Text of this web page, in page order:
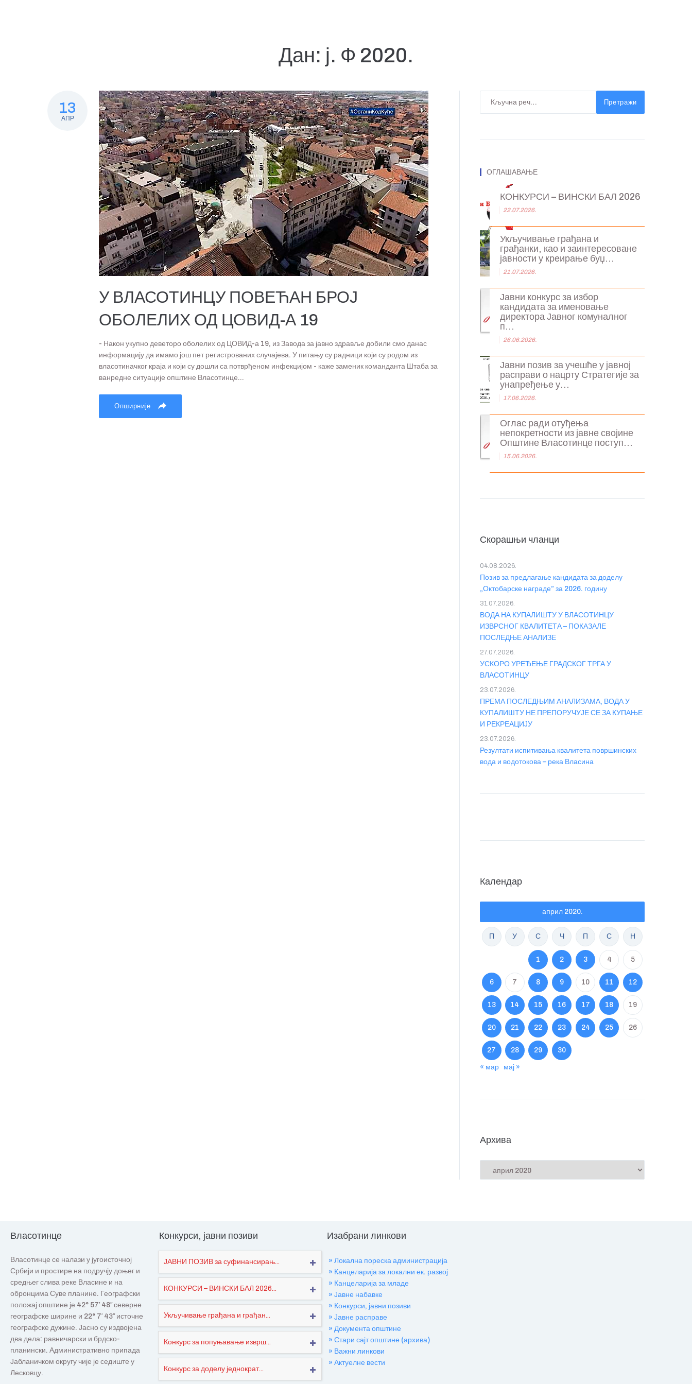
Дан: ј. Ф 2020.
13
АПР
У ВЛАСОТИНЦУ ПОВЕЋАН БРОЈ
ОБОЛЕЛИХ ОД ЦОВИД-А 19
- Након укупно деветоро оболелих од ЦОВИД-а 19, из Завода за јавно здравље добили смо данас
информацију да имамо још пет регистрованих случајева. У питању су радници који су родом из
власотиначког краја и који су дошли са потврђеном инфекцијом - каже заменик команданта Штаба за
ванредне ситуације општине Власотинце...
Опширније
Претражи
ОГЛАШАВАЊЕ
КОНКУРСИ – ВИНСКИ БАЛ 2026
22.07.2026.
Укључивање грађана и
грађанки, као и заинтересоване
јавности у креирање буџ...
21.07.2026.
Јавни конкурс за избор
кандидата за именовање
директора Јавног комуналног
п...
26.06.2026.
Јавни позив за учешће у јавној
расправи о нацрту Стратегије за
унапређење у...
17.06.2026.
Оглас ради отуђења
непокретности из јавне својине
Општине Власотинце поступ...
15.06.2026.
Скорашњи чланци
Позив за предлагање кандидата за доделу
„Октобарске награде” за 2026. годину
04.08.2026.
ВОДА НА КУПАЛИШТУ У ВЛАСОТИНЦУ
ИЗВРСНОГ КВАЛИТЕТА – ПОКАЗАЛЕ
ПОСЛЕДЊЕ АНАЛИЗЕ
31.07.2026.
УСКОРО УРЕЂЕЊЕ ГРАДСКОГ ТРГА У
ВЛАСОТИНЦУ
27.07.2026.
ПРЕМА ПОСЛЕДЊИМ АНАЛИЗАМА, ВОДА У
КУПАЛИШТУ НЕ ПРЕПОРУЧУЈЕ СЕ ЗА КУПАЊЕ
И РЕКРЕАЦИЈУ
23.07.2026.
Резултати испитивања квалитета површинских
вода и водотокова – река Власина
23.07.2026.
Календар
април 2020.
П У С Ч П С Н
1 2 3 4 5
6 7 8 9 10 11 12
13 14 15 16 17 18 19
20 21 22 23 24 25 26
27 28 29 30
« мар мај »
Архива
Власотинце
Власотинце се налази у југоисточној
Србији и простире на подручју доњег и
средњег слива реке Власине и на
обронцима Суве планине. Географски
положај општине је 42° 57′ 48″ северне
географске ширине и 22° 7′ 43″ источне
географске дужине. Јасно су издвојена
два дела: равничарски и брдско-
планински. Административно припада
Јабланичком округу чије је седиште у
Лесковцу.
Конкурси, јавни позиви
ЈАВНИ ПОЗИВ за суфинансирањ...
КОНКУРСИ – ВИНСКИ БАЛ 2026...
Укључивање грађана и грађан...
Конкурс за попуњавање изврш...
Конкурс за доделу једнократ...
Изабрани линкови
» Локална пореска администрација
» Канцеларија за локални ек. развој
» Канцеларија за младе
» Јавне набавке
» Конкурси, јавни позиви
» Јавне расправе
» Документа општине
» Стари сајт општине (архива)
» Важни линкови
» Актуелне вести